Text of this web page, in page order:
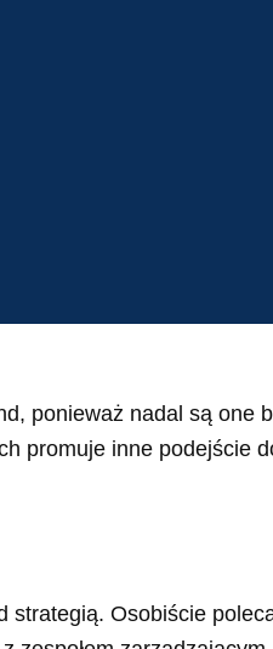
ponieważ nadal są
promuje inne podejście
Osobiście